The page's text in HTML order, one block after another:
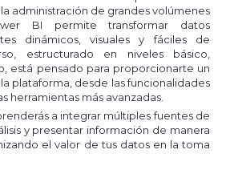
administración de grandes volúmenes
BI permite transformar datos
dinámicos, visuales y fáciles de
estructurado en niveles básico,
está pensado para proporcionarte un
plataforma, desde las funcionalidades
herramientas más avanzadas.
a integrar múltiples fuentes de
y presentar información de manera
el valor de tus datos en la toma